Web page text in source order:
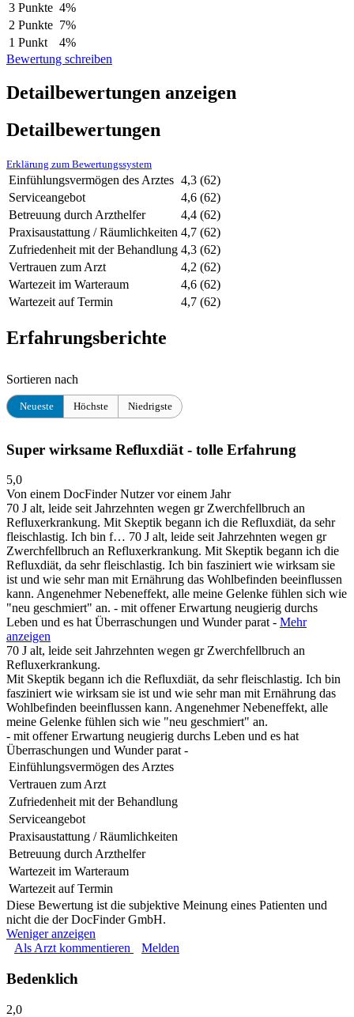
3 Punkte 4%
2 Punkte 7%
1 Punkt
4%
Bewertung schreiben
Detailbewertungen anzeigen
Detailbewertungen
Erklärung zum Bewertungssystem
Einfühlungsvermögen des Arztes 4,3 (62)
Serviceangebot
4,6 (62)
Betreuung durch Arzthelfer
4,4 (62)
Praxisaustattung / Räumlichkeiten 4,7 (62)
Zufriedenheit mit der Behandlung 4,3 (62)
Vertrauen zum Arzt
4,2 (62)
Wartezeit im Warteraum
4,6 (62)
Wartezeit auf Termin
4,7 (62)
Erfahrungsberichte
Sortieren nach
Neueste Höchste Niedrigste
Super wirksame Refluxdiät - tolle Erfahrung
5,0
Von einem DocFinder Nutzervor einem Jahr
70 J alt, leide seit Jahrzehnten wegen gr Zwerchfellbruch an
Refluxerkrankung. Mit Skeptik begann ich die Refluxdiät, da sehr
fleischlastig. Ich bin f… 70 J alt, leide seit Jahrzehnten wegen gr
Zwerchfellbruch an Refluxerkrankung. Mit Skeptik begann ich die
Refluxdiät, da sehr fleischlastig. Ich bin fasziniert wie wirksam sie
ist und wie sehr man mit Ernährung das Wohlbefinden beeinflussen
kann. Angenehmer Nebeneffekt, alle meine Gelenke fühlen sich wie
"neu geschmiert" an. - mit offener Erwartung neugierig durchs
Leben und es hat Überraschungen und Wunder parat - Mehr
anzeigen
70 J alt, leide seit Jahrzehnten wegen gr Zwerchfellbruch an
Refluxerkrankung.
Mit Skeptik begann ich die Refluxdiät, da sehr fleischlastig. Ich bin
fasziniert wie wirksam sie ist und wie sehr man mit Ernährung das
Wohlbefinden beeinflussen kann. Angenehmer Nebeneffekt, alle
meine Gelenke fühlen sich wie "neu geschmiert" an.
- mit offener Erwartung neugierig durchs Leben und es hat
Überraschungen und Wunder parat -
Einfühlungsvermögen des Arztes
Vertrauen zum Arzt
Zufriedenheit mit der Behandlung
Serviceangebot
Praxisaustattung / Räumlichkeiten
Betreuung durch Arzthelfer
Wartezeit im Warteraum
Wartezeit auf Termin
Diese Bewertung ist die subjektive Meinung eines Patienten und
nicht die der DocFinder GmbH.
Weniger anzeigen
Als Arzt kommentieren
Melden
Bedenklich
2,0